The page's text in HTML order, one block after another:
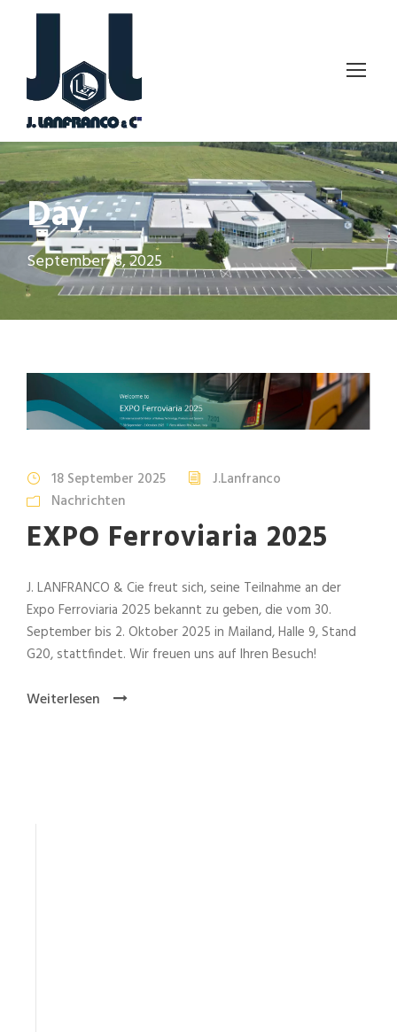
Day
September 18, 2025
18 September 2025
J.Lanfranco
Nachrichten
EXPO Ferroviaria 2025
J. LANFRANCO & Cie freut sich, seine Teilnahme an der
Expo Ferroviaria 2025 bekannt zu geben, die vom 30.
September bis 2. Oktober 2025 in Mailand, Halle 9, Stand
G20, stattfindet. Wir freuen uns auf Ihren Besuch!
Weiterlesen